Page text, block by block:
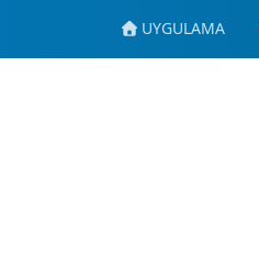
UYGULAMA